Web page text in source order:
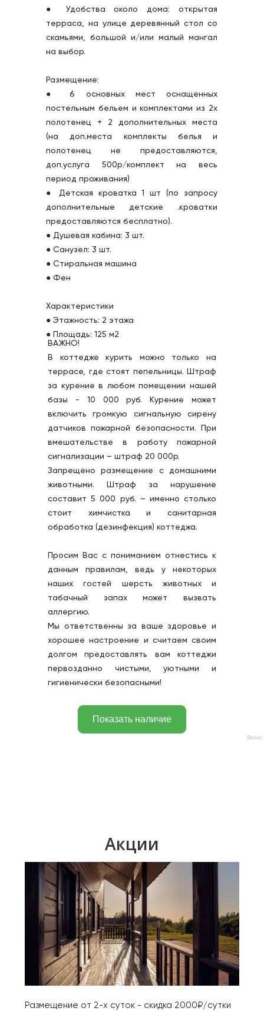
● Удобства около дома: открытая
терраса, на улице деревянный стол со
скамьями, большой и/или малый мангал
на выбор.
Размещение:
● 6 основных мест оснащенных
постельным бельем и комплектами из 2х
полотенец + 2 дополнительных места
(на доп.места комплекты белья и
полотенец не предоставляются,
доп.услуга 500р/комплект на весь
период проживания)
● Детская кроватка 1 шт (по запросу
дополнительные детские .кроватки
предоставляются бесплатно).
● Душевая кабина: 3 шт.
● Санузел: 3 шт.
● Стиральная машина
● Фен
Характеристики
● Этажность: 2 этажа
● Площадь: 125 м2
ВАЖНО!
В коттедже курить можно только на
террасе, где стоят пепельницы. Штраф
за курение в любом помещении нашей
базы - 10 000 руб. Курение может
включить громкую сигнальную сирену
датчиков пожарной безопасности. При
вмешательстве в работу пожарной
сигнализации – штраф 20 000р.
Запрещено размещение с домашними
животными. Штраф за нарушение
составит 5 000 руб. – именно столько
стоит химчистка и санитарная
обработка (дезинфекция) коттеджа.
Просим Вас с пониманием отнестись к
данным правилам, ведь у некоторых
наших гостей шерсть животных и
табачный запах может вызвать
аллергию.
Мы ответственны за ваше здоровье и
хорошее настроение и считаем своим
долгом предоставлять вам коттеджи
первозданно чистыми, уютными и
гигиенически безопасными!
Bnovo
Акции
Размещение от 2-х суток - скидка 2000₽/сутки